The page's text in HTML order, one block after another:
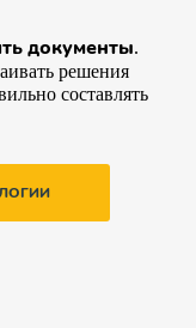
документы.
решения
составлять